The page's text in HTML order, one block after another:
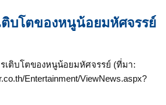
ติบโตของหนูน้อยมหัศจรรย์
เติบโตของหนูน้อยมหัศจรรย์ (ที่มา:
Entertainment/ViewNews.aspx?